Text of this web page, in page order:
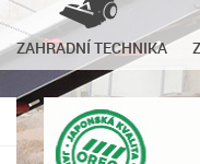
ZAHRADNÍ TECHNIKA